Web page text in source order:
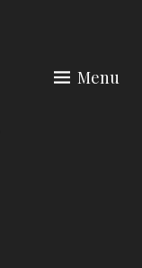
Menu